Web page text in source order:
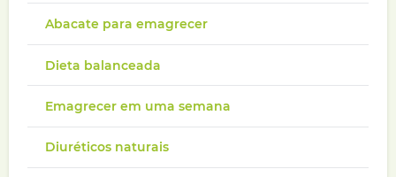
Abacate para emagrecer
Dieta balanceada
Emagrecer em uma semana
Diuréticos naturais